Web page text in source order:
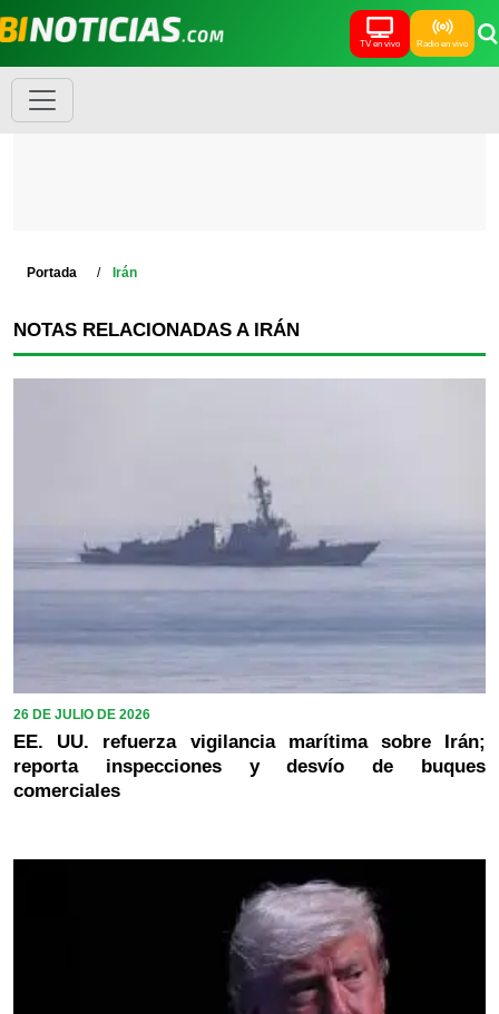
TV en vivo Radio en vivo
Portada Irán
NOTAS RELACIONADAS A IRÁN
26 DE JULIO DE 2026
EE. UU. refuerza vigilancia marítima sobre Irán;
reporta inspecciones y desvío de buques
comerciales